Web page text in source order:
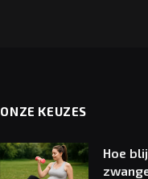
ONZE KEUZES
Hoe